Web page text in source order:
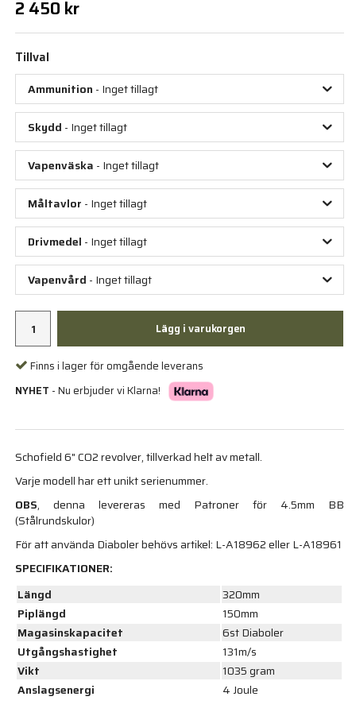
2 450 kr
Tillval
Ammunition - Inget tillagt
Skydd - Inget tillagt
Vapenväska - Inget tillagt
Måltavlor - Inget tillagt
Drivmedel - Inget tillagt
Vapenvård - Inget tillagt
Lägg i varukorgen
Finns i lager för omgående leverans
NYHET - Nu erbjuder vi Klarna!
Schofield 6" CO2 revolver, tillverkad helt av metall.
Varje modell har ett unikt serienummer.
OBS, denna levereras med Patroner för 4.5mm BB
(Stålrundskulor)
För att använda Diaboler behövs artikel: L-A18962 eller L-A18961
SPECIFIKATIONER:
Längd
320mm
Piplängd
150mm
Magasinskapacitet
6st Diaboler
Utgångshastighet
131m/s
Vikt
1035 gram
Anslagsenergi
4 Joule